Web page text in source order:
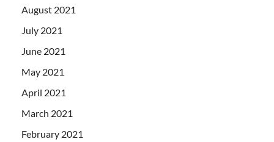
August 2021
July 2021
June 2021
May 2021
April 2021
March 2021
February 2021